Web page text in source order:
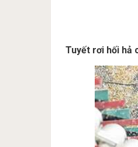
Tuyết rơi hối hả